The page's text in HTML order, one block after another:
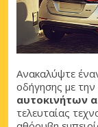
Ανακαλύψτε
οδήγησης με την
αυτοκινήτων
τελευταίας